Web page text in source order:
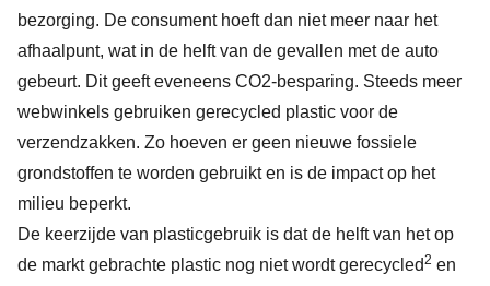
bezorging. De consument hoeft dan niet meer naar het
afhaalpunt, wat in de helft van de gevallen met de auto
gebeurt. Dit geeft eveneens CO2-besparing. Steeds meer
webwinkels gebruiken gerecycled plastic voor de
verzendzakken. Zo hoeven er geen nieuwe fossiele
grondstoffen te worden gebruikt en is de impact op het
milieu beperkt.
De keerzijde van plasticgebruik is dat de helft van het op
de markt gebrachte plastic nog niet wordt gerecycled2 en